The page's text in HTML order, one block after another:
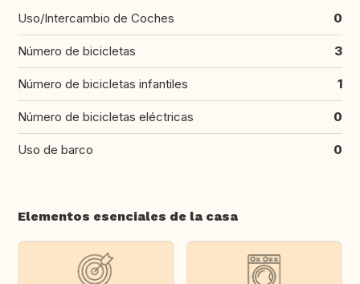
Uso/Intercambio de Coches 0
Número de bicicletas 3
Número de bicicletas infantiles 1
Número de bicicletas eléctricas 0
Uso de barco 0
Elementos esenciales de la casa